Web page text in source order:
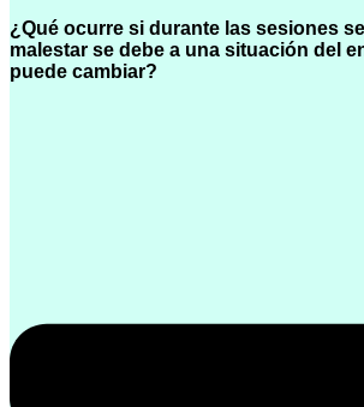
¿Qué ocurre si durante las sesiones
malestar se debe a una situación del
puede cambiar?